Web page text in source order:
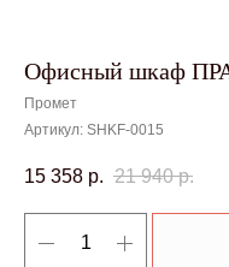
Офисный шкаф
Промет
Артикул: SHKF-0015
15 358 р. 21 940 р.